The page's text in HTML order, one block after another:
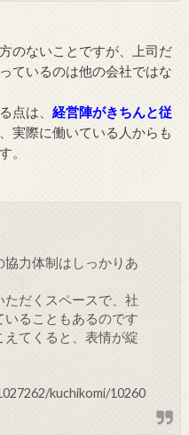
のないことですが、上司だ
ているのは他の会社ではな
点は、 経営陣がきちんと従
実際に働いている人からも
。
力体制はしっかりあ
だくスペースで、社
いることもあるのです
てくると、表情が綻
kuchikomi/10260